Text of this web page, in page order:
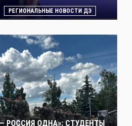
РЕГИОНАЛЬНЫЕ НОВОСТИ ДЭ
РОССИЯ ОДНА»: СТУДЕНТЫ